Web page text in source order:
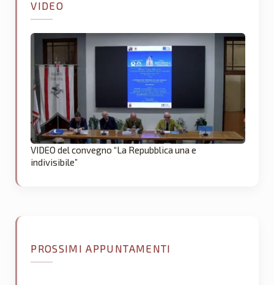
VIDEO
VIDEO del convegno “La Repubblica una e
indivisibile”
PROSSIMI APPUNTAMENTI